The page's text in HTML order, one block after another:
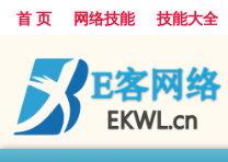
首 页 网络技能 技能大全